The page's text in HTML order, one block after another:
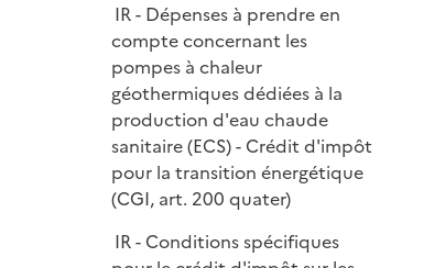
IR - Dépenses à prendre en
compte concernant les
pompes à chaleur
géothermiques dédiées à la
production d'eau chaude
sanitaire (ECS) - Crédit d'impôt
pour la transition énergétique
(CGI, art. 200 quater)
IR - Conditions spécifiques